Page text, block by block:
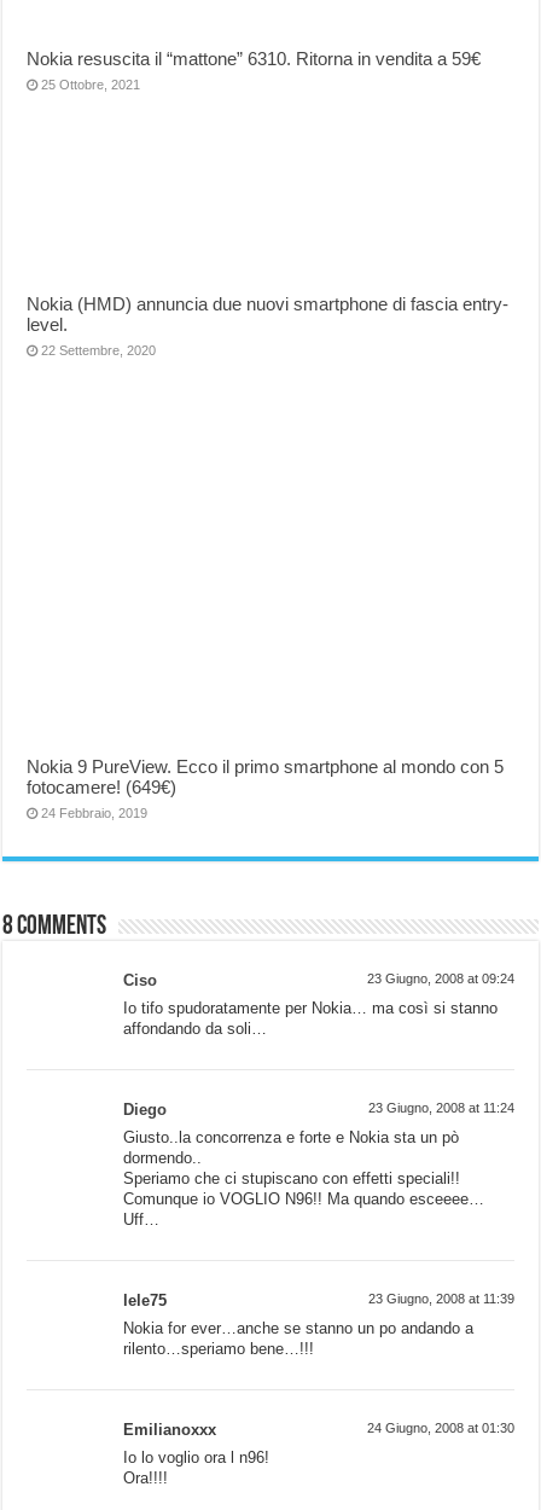
Nokia resuscita il “mattone” 6310. Ritorna in vendita a 59€
25 Ottobre, 2021
Nokia (HMD) annuncia due nuovi smartphone di fascia entry-
level.
22 Settembre, 2020
Nokia 9 PureView. Ecco il primo smartphone al mondo con 5
fotocamere! (649€)
24 Febbraio, 2019
8 comments
Ciso 23 Giugno, 2008 at 09:24
Io tifo spudoratamente per Nokia… ma così si stanno
affondando da soli…
Diego 23 Giugno, 2008 at 11:24
Giusto..la concorrenza e forte e Nokia sta un pò
dormendo..
Speriamo che ci stupiscano con effetti speciali!!
Comunque io VOGLIO N96!! Ma quando esceeee…
Uff…
lele75 23 Giugno, 2008 at 11:39
Nokia for ever…anche se stanno un po andando a
rilento…speriamo bene…!!!
Emilianoxxx 24 Giugno, 2008 at 01:30
Io lo voglio ora l n96!
Ora!!!!